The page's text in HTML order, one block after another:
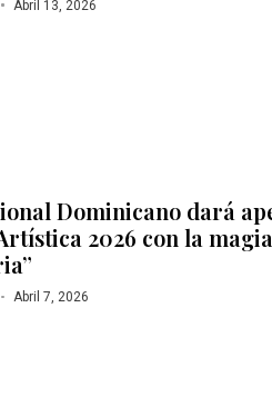
Abril 13, 2026
Dominicano dará
2026 con la
Abril 7, 2026